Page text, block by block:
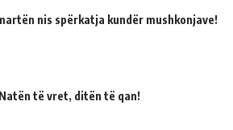
nis spërkatja kundër mushkonjave!
të vret, ditën të qan!